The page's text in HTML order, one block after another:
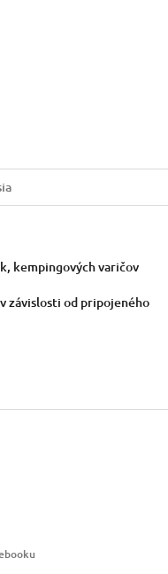
kempingových varičov
závislosti od pripojeného